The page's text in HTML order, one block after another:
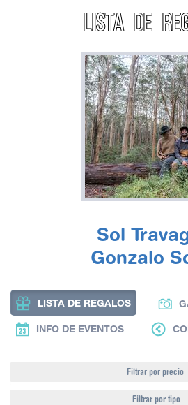
LISTA DE
Sol
Gonzalo
LISTA DE REGALOS
INFO DE EVENTOS
Filtrar por precio
Filtrar por tipo